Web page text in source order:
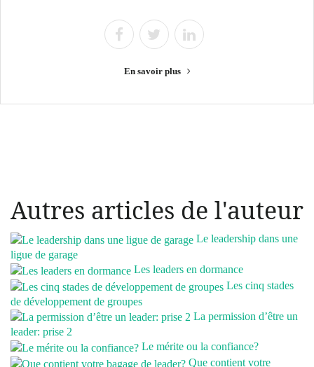
En savoir plus
Autres articles de l'auteur
Le leadership dans une
ligue de garage
Les leaders en dormance
Les cinq stades
de développement de groupes
La permission d’être un
leader: prise 2
Le mérite ou la confiance?
Que contient votre